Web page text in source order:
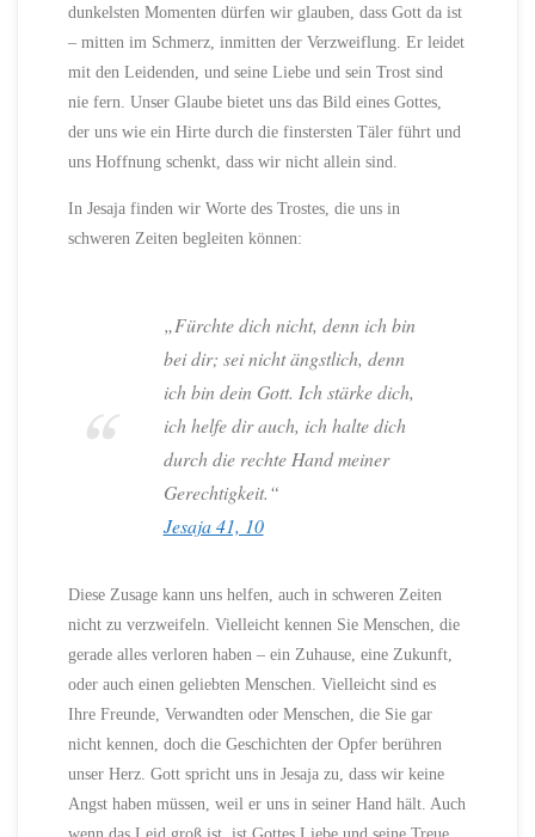
dunkelsten Momenten dürfen wir glauben, dass Gott da ist
– mitten im Schmerz, inmitten der Verzweiflung. Er leidet
mit den Leidenden, und seine Liebe und sein Trost sind
nie fern. Unser Glaube bietet uns das Bild eines Gottes,
der uns wie ein Hirte durch die finstersten Täler führt und
uns Hoffnung schenkt, dass wir nicht allein sind.
In Jesaja finden wir Worte des Trostes, die uns in
schweren Zeiten begleiten können:
„Fürchte dich nicht, denn ich bin
bei dir; sei nicht ängstlich, denn
ich bin dein Gott. Ich stärke dich,
ich helfe dir auch, ich halte dich
durch die rechte Hand meiner
Gerechtigkeit.“
Jesaja 41, 10
Diese Zusage kann uns helfen, auch in schweren Zeiten
nicht zu verzweifeln. Vielleicht kennen Sie Menschen, die
gerade alles verloren haben – ein Zuhause, eine Zukunft,
oder auch einen geliebten Menschen. Vielleicht sind es
Ihre Freunde, Verwandten oder Menschen, die Sie gar
nicht kennen, doch die Geschichten der Opfer berühren
unser Herz. Gott spricht uns in Jesaja zu, dass wir keine
Angst haben müssen, weil er uns in seiner Hand hält. Auch
wenn das Leid groß ist, ist Gottes Liebe und seine Treue